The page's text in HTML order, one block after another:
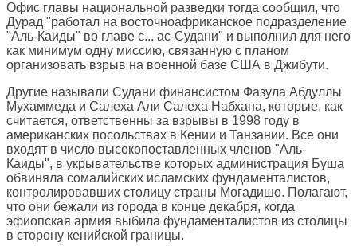
Офис главы национальной разведки тогда сообщил, что
Дурад "работал на восточноафриканское подразделение
"Аль-Каиды" во главе с... ас-Судани" и выполнил для него
как минимум одну миссию, связанную с планом
организовать взрыв на военной базе США в Джибути.
Другие называли Судани финансистом Фазула Абдуллы
Мухаммеда и Салеха Али Салеха Набхана, которые, как
считается, ответственны за взрывы в 1998 году в
американских посольствах в Кении и Танзании. Все они
входят в число высокопоставленных членов "Аль-
Каиды", в укрывательстве которых администрация Буша
обвиняла сомалийских исламских фундаменталистов,
контролировавших столицу страны Могадишо. Полагают,
что они бежали из города в конце декабря, когда
эфиопская армия выбила фундаменталистов из столицы
в сторону кенийской границы.